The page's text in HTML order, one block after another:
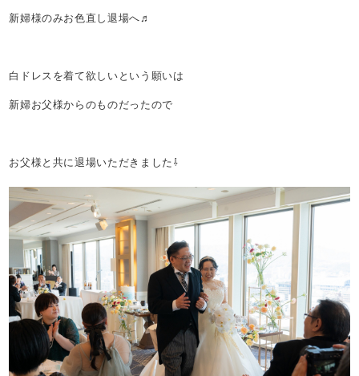
新婦様のみお色直し退場へ♬
白ドレスを着て欲しいという願いは
新婦お父様からのものだったので
お父様と共に退場いただきました⇩